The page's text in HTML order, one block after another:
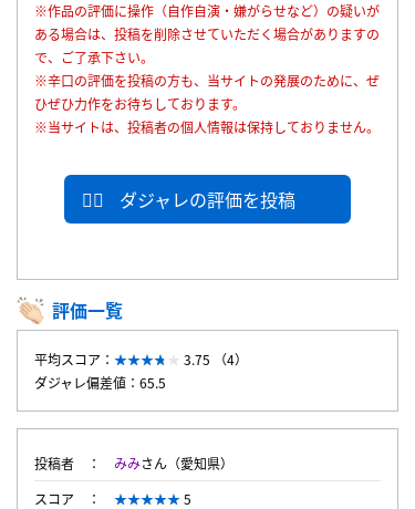
※作品の評価に操作（自作自演・嫌がらせなど）の疑いが
ある場合は、投稿を削除させていただく場合がありますの
で、ご了承下さい。
※辛口の評価を投稿の方も、当サイトの発展のために、ぜ
ひぜひ力作をお待ちしております。
※当サイトは、投稿者の個人情報は保持しておりません。
ダジャレの評価を投稿
評価一覧
平均スコア：
3.75 （4）
ダジャレ偏差値：65.5
投稿者 みみさん（愛知県）
スコア
5